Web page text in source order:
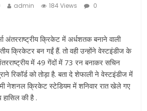
admin 184 Views
0
अंतरराष्ट्रीय क्रिकेट में अर्धशतक बनाने वाली
क्रिकेटर बन गईं हैं. तो वही उन्होंने वेस्टइंडीज के
में 49 गेंदों में 73 रन बनाकर सचिन
रिकॉर्ड को तोड़ा है. बता दे शेफाली ने वेस्टइंडीज में
नेशनल क्रिकेट स्टेडियम में शनिवार रात खेले गए
की है .